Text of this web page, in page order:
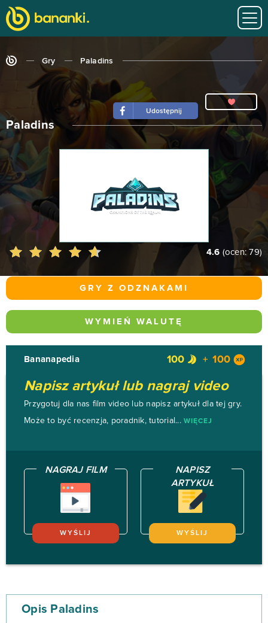
Gry Paladins
Udostępnij
Paladins
4.6 (ocen:79)
GRY Z ODZNAKAMI
WYMIEŃ WALUTĘ
Bananapedia 100 100
Napisz artykuł lub nagraj video
Przygotuj dla nas film video lub napisz artykuł dla tej gry.
Może to być recenzja, poradnik, tutorial... WIĘCEJ
NAGRAJ FILM
WYŚLIJ
NAPISZ
ARTYKUŁ
WYŚLIJ
Opis Paladins